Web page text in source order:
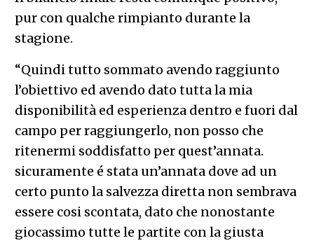
pur con qualche rimpianto durante la
stagione.
“Quindi tutto sommato avendo raggiunto
l’obiettivo ed avendo dato tutta la mia
disponibilità ed esperienza dentro e fuori dal
campo per raggiungerlo, non posso che
ritenermi soddisfatto per quest’annata.
sicuramente é stata un’annata dove ad un
certo punto la salvezza diretta non sembrava
essere cosi scontata, dato che nonostante
giocassimo tutte le partite con la giusta